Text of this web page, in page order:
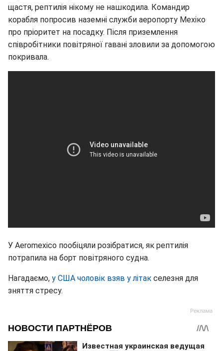
щастя, рептилія нікому не нашкодила. Командир
корабля попросив наземні служби аеропорту Мехіко
про пріоритет на посадку. Після приземлення
співробітники повітряної гавані зловили за допомогою
покривала.
У Aeromexico пообіцяли розібратися, як рептилія
потрапила на борт повітряного судна.
Нагадаємо, у США чоловік взяв у літак селезня для
зняття стресу.